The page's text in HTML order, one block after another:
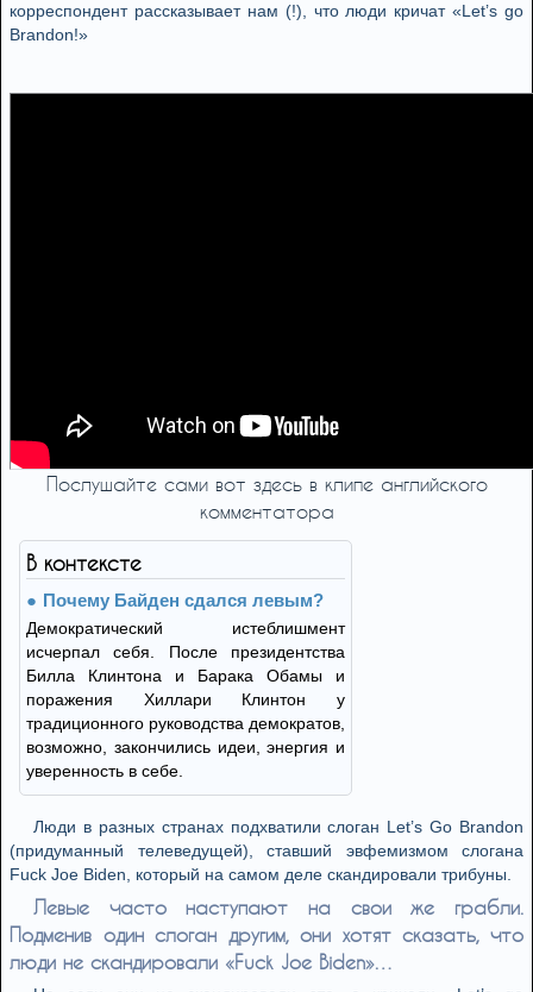
корреспондент рассказывает нам (!), что люди кричат «Let’s go
Brandon!»
Послушайте сами вот здесь в клипе английского
комментатора
В контексте
Почему Байден сдался левым?
Демократический истеблишмент
исчерпал себя. После президентства
Билла Клинтона и Барака Обамы и
поражения Хиллари Клинтон у
традиционного руководства демократов,
возможно, закончились идеи, энергия и
уверенность в себе.
Люди в разных странах подхватили слоган Let’s Go Brandon
(придуманный телеведущей), ставший эвфемизмом слогана
Fuck Joe Biden, который на самом деле скандировали трибуны.
Левые часто наступают на свои же грабли.
Подменив один слоган другим, они хотят сказать, что
люди не скандировали «Fuck Joe Biden»…